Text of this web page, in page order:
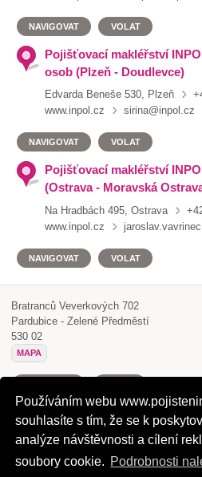
Používáním webu
souhlasíte s tím, že se k
analýze návštěvnosti a cílení
soubory cookie. Podrobnosti
NAVIGOVAT VOLAT
Pojišťovací makléřství
osob (Plzeň - Doudlevce)
Edvarda Beneše 530, Plzeň
www.inpol.cz
sirina@inpol.cz
NAVIGOVAT VOLAT
Pojišťovací makléřství
(Ostrava - Moravská
Na Hradbách 495, Ostrava
www.inpol.cz
NAVIGOVAT VOLAT
Bratranců Veverkových 702
Pardubice - Zelené Předměstí
530 02
MAPA
ULOŽIT KONTAKT
Napište nám